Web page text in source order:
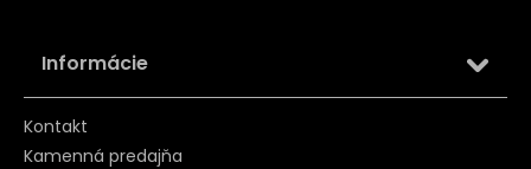
Informácie
Kontakt
Kamenná predajňa